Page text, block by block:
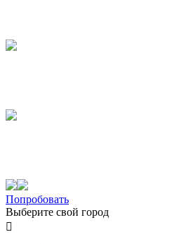
Попробовать
Выберите свой город
